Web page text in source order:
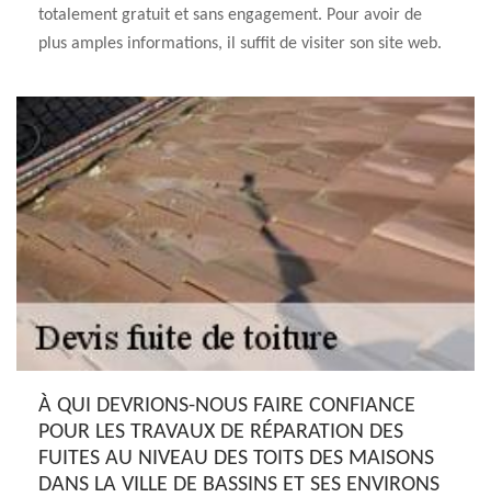
totalement gratuit et sans engagement. Pour avoir de
plus amples informations, il suffit de visiter son site web.
À QUI DEVRIONS-NOUS FAIRE CONFIANCE
POUR LES TRAVAUX DE RÉPARATION DES
FUITES AU NIVEAU DES TOITS DES MAISONS
DANS LA VILLE DE BASSINS ET SES ENVIRONS